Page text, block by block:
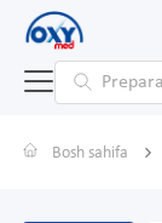
Bosh sahifa